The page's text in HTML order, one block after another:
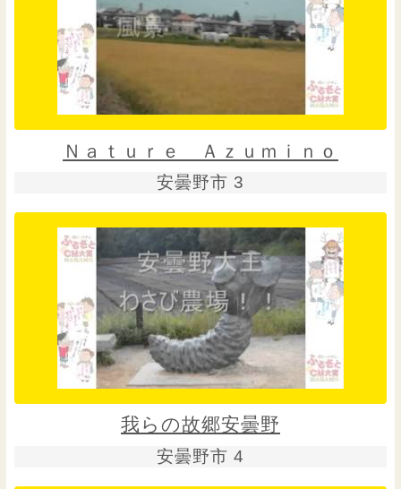
Ｎａｔｕｒｅ Ａｚｕｍｉｎｏ
安曇野市 3
我らの故郷安曇野
安曇野市 4